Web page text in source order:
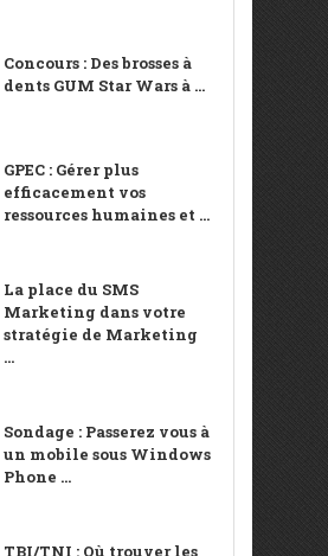
Concours : Des brosses à
dents GUM Star Wars à ...
GPEC : Gérer plus
efficacement vos
ressources humaines et ...
La place du SMS
Marketing dans votre
stratégie de Marketing
...
Sondage : Passerez vous à
un mobile sous Windows
Phone ...
TBI/TNI : Où trouver les